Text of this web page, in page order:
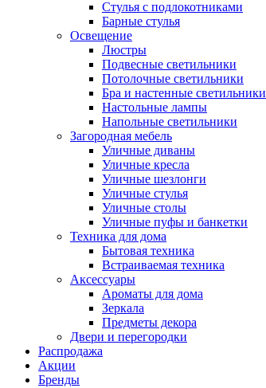
Стулья с подлокотниками
Барные стулья
Освещение
Люстры
Подвесные светильники
Потолочные светильники
Бра и настенные светильники
Настольные лампы
Напольные светильники
Загородная мебель
Уличные диваны
Уличные кресла
Уличные шезлонги
Уличные стулья
Уличные столы
Уличные пуфы и банкетки
Техника для дома
Бытовая техника
Встраиваемая техника
Аксессуары
Ароматы для дома
Зеркала
Предметы декора
Двери и перегородки
Распродажа
Акции
Бренды